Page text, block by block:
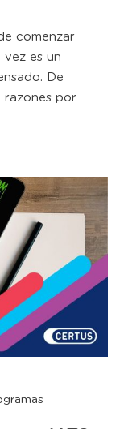
comenzar
es un
De
razones por